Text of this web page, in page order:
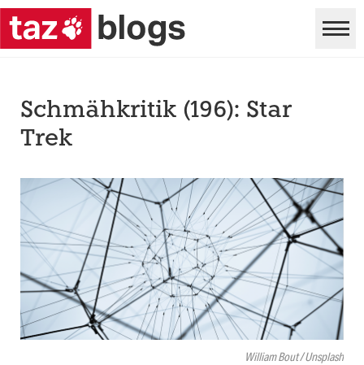
William Bout / Unsplash
Schmähkritik (196): Star
Trek